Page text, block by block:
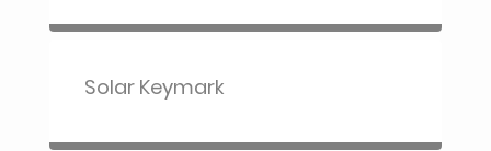
Solar Keymark